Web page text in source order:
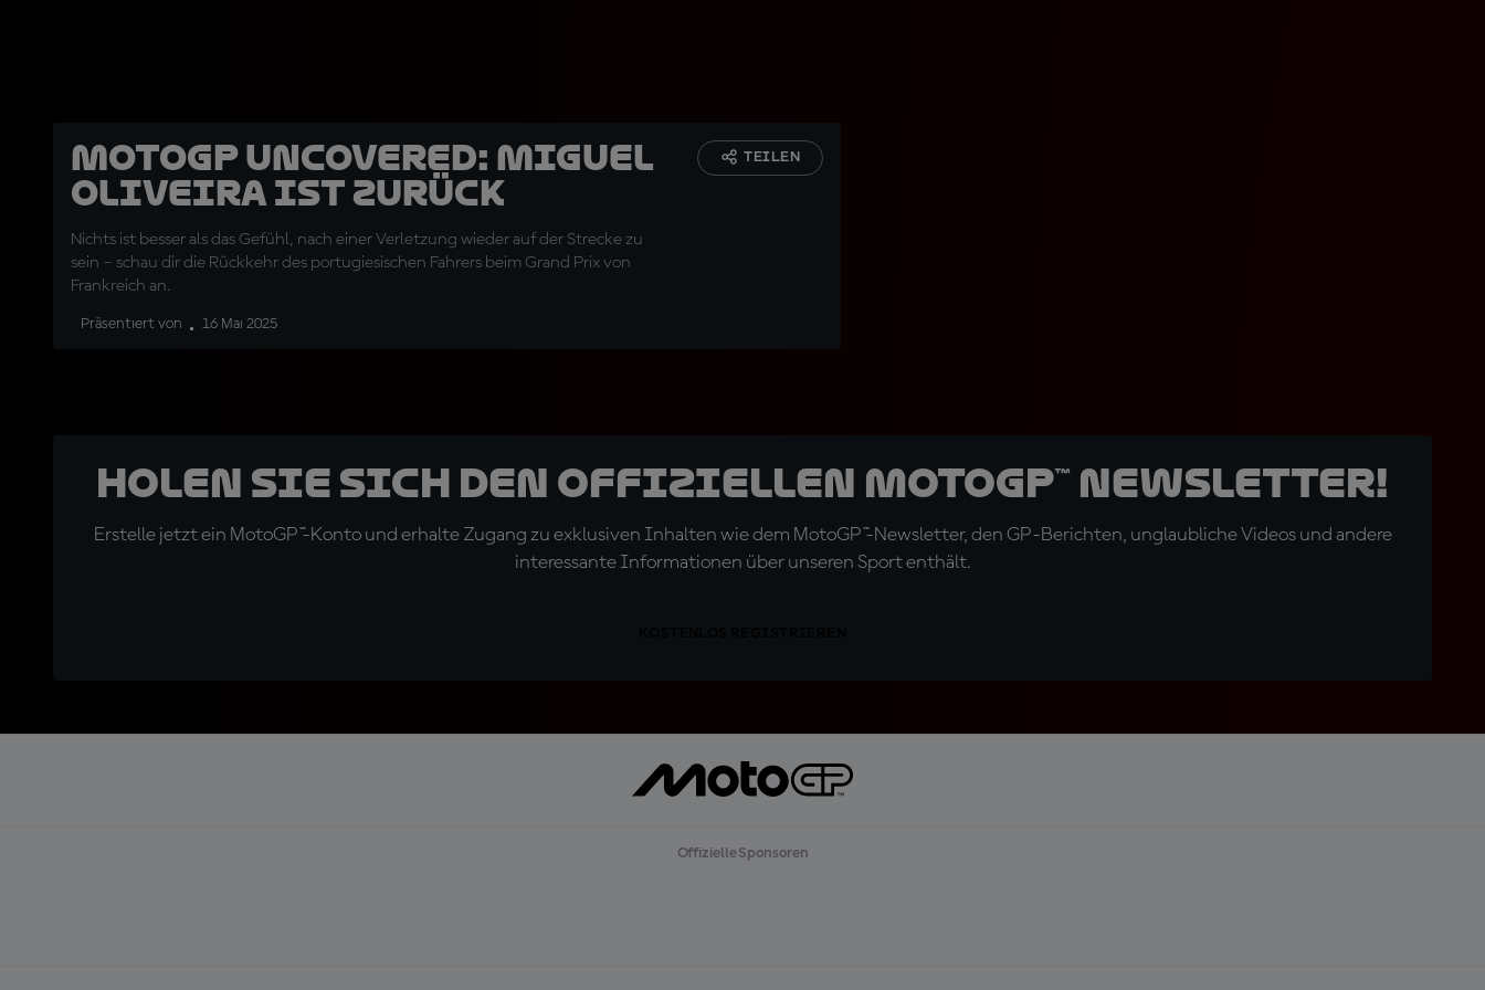
MotoGP Uncovered: Miguel
Oliveira ist zurück
Nichts ist besser als das Gefühl, nach einer Verletzung wieder auf der Strecke zu
sein – schau dir die Rückkehr des portugiesischen Fahrers beim Grand Prix von
Frankreich an.
Präsentiert von 16 Mai 2025
TEILEN
Holen Sie sich den offiziellen MotoGP™ Newsletter!
Erstelle jetzt ein MotoGP™-Konto und erhalte Zugang zu exklusiven Inhalten wie dem MotoGP™-Newsletter, den GP-Berichten, unglaubliche Videos und andere
interessante Informationen über unseren Sport enthält.
Offizielle Sponsoren